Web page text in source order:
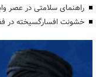
راهنمای سلامتی در عصر
خشونت افسارگسیخته در